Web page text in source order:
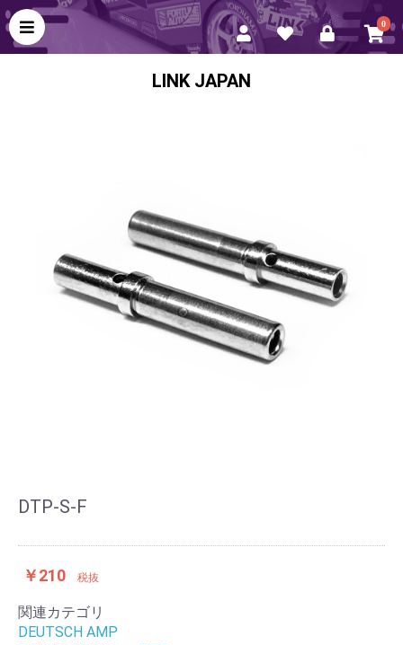
0
LINK JAPAN
DTP-S-F
￥210 税抜
関連カテゴリ
DEUTSCH AMP